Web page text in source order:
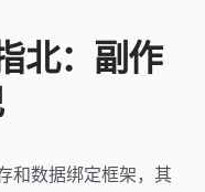
北：副作
和数据绑定框架，其